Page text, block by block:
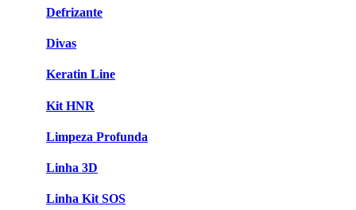
Defrizante
Divas
Keratin Line
Kit HNR
Limpeza Profunda
Linha 3D
Linha Kit SOS